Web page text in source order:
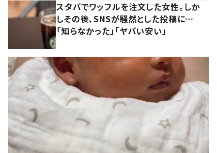
スタバでワッフルを注文した女性。しか
しその後、SNSが騒然とした投稿に…
「知らなかった」「ヤバい安い」